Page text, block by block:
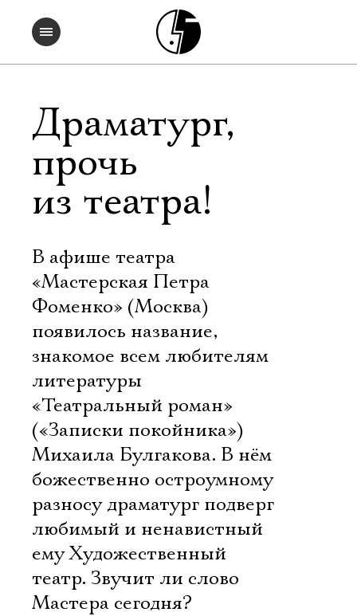
Драматург,
прочь
из театра!
В афише театра
«Мастерская Петра
Фоменко» (Москва)
появилось название,
знакомое всем любителям
литературы 
«Театральный роман»
(«Записки покойника»)
Михаила Булгакова. В нём
божественно остроумному
разносу драматург подверг
любимый и ненавистный
ему Художественный
театр. Звучит ли слово
Мастера сегодня?